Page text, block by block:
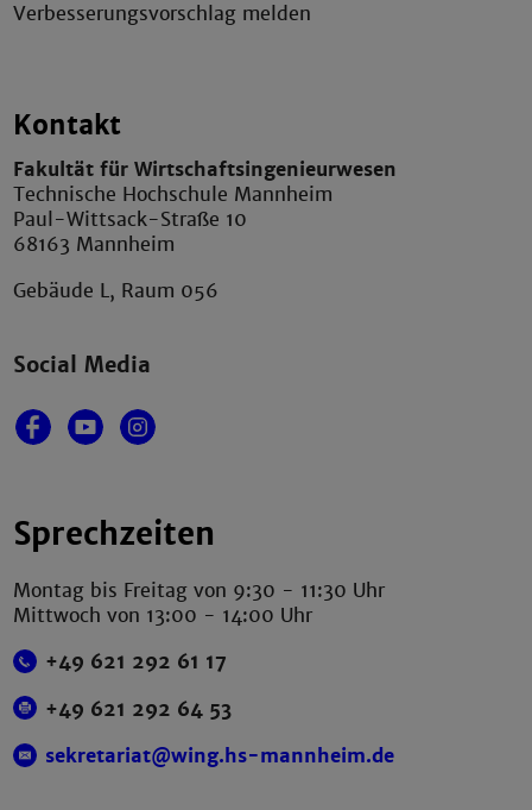
Verbesserungsvorschlag melden
Kontakt
Fakultät für Wirtschaftsingenieurwesen
Technische Hochschule Mannheim
Paul-Wittsack-Straße 10
68163 Mannheim
Gebäude L, Raum 056
Social Media
Sprechzeiten
Montag bis Freitag von 9:30 - 11:30 Uhr
Mittwoch von 13:00 - 14:00 Uhr
+49 621 292 61 17
+49 621 292 64 53
sekretariat@wing.hs-mannheim.de